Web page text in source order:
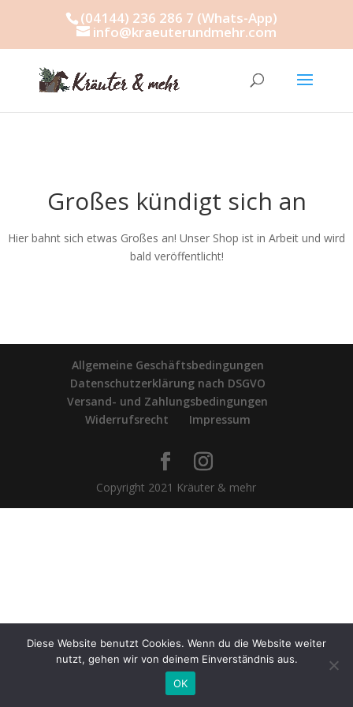
(04144) 236 286 7 (Whats-App)
info@kraeuterundmehr.com
Großes kündigt sich an
Hier bahnt sich etwas Großes an! Unser Shop ist in Arbeit und wird
bald veröffentlicht!
Allgemeine Geschäftsbedingungen
Datenschutzerklärung nach DSGVO
Versand- und Zahlungsbedingungen
Widerrufsrecht
Impressum
Copyright 2021 Kräuter & mehr
Diese Website benutzt Cookies. Wenn du die Website weiter
nutzt, gehen wir von deinem Einverständnis aus.
OK